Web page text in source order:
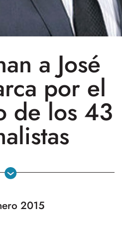
a José
por el
de los 43
2015